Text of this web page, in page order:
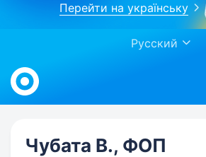
Перейти на українську
Русский
Work.ua
Чубата В., ФОП